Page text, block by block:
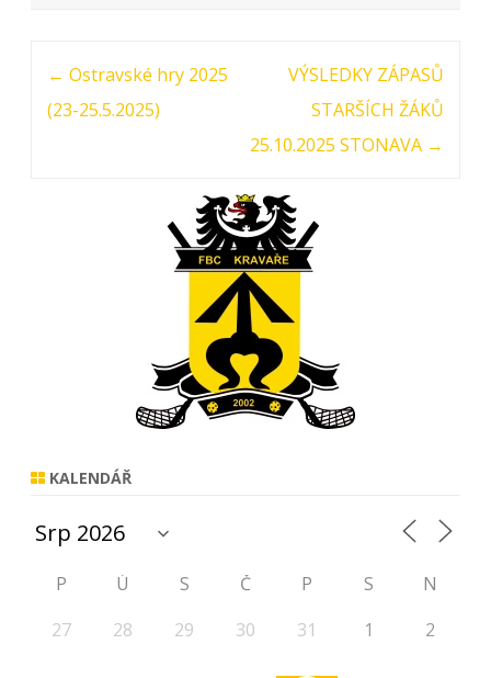
← Ostravské hry 2025
(23-25.5.2025)
VÝSLEDKY ZÁPASŮ
STARŠÍCH ŽÁKŮ
25.10.2025 STONAVA →
KALENDÁŘ
P Ú S Č P S
N
27
28 29 30 31 1 2